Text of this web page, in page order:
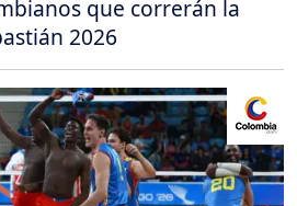
que correrán la
2026